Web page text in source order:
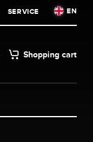
SERVICE EN
Shopping cart